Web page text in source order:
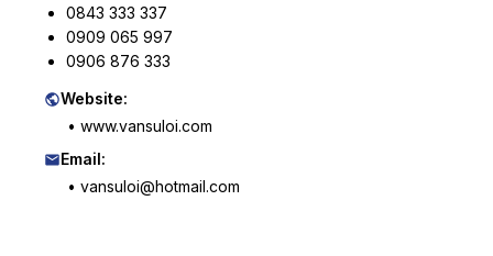
0843 333 337
0909 065 997
0906 876 333
Website:
• www.vansuloi.com
Email:
• vansuloi@hotmail.com